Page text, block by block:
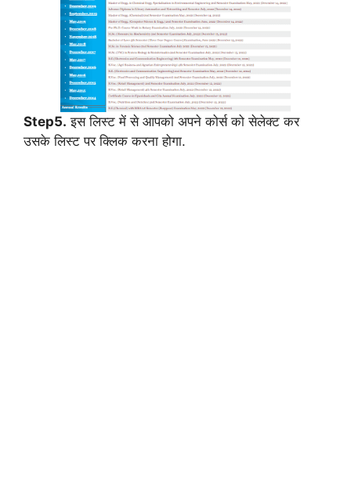
Step5. इस लिस्ट में से आपको अपने कोर्स को सेलेक्ट कर
उसके लिस्ट पर क्लिक करना होगा.